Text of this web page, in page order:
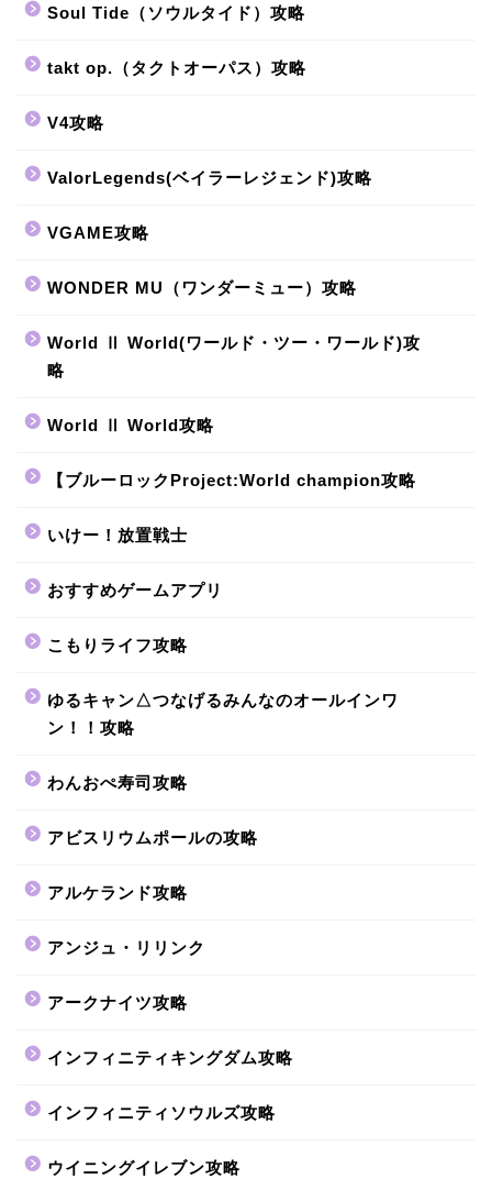
Soul Tide（ソウルタイド）攻略
takt op.（タクトオーパス）攻略
V4攻略
ValorLegends(ベイラーレジェンド)攻略
VGAME攻略
WONDER MU（ワンダーミュー）攻略
World Ⅱ World(ワールド・ツー・ワールド)攻
略
World Ⅱ World攻略
【ブルーロックProject:World champion攻略
いけー！放置戦士
おすすめゲームアプリ
こもりライフ攻略
ゆるキャン△つなげるみんなのオールインワ
ン！！攻略
わんおぺ寿司攻略
アビスリウムポールの攻略
アルケランド攻略
アンジュ・リリンク
アークナイツ攻略
インフィニティキングダム攻略
インフィニティソウルズ攻略
ウイニングイレブン攻略